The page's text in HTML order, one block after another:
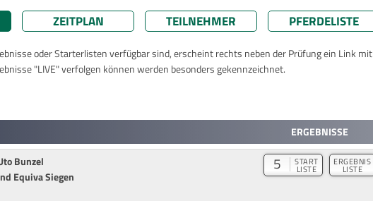
ZEITPLAN TEILNEHMER PFERDELISTE
oder Starterlisten verfügbar sind, erscheint rechts neben der Prüfung ein Link mit
"LIVE" verfolgen können werden besonders gekennzeichnet.
ERGEBNISSE
Bunzel
Equiva Siegen
5 START
LISTE
ERGEBNIS
LISTE